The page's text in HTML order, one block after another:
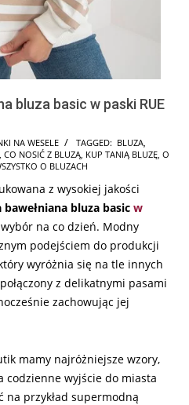
bluza basic w paski RUE
NA WESELE TAGGED: BLUZA
CO NOSIĆ Z BLUZĄ KUP TANIĄ BLUZĘ O
O BLUZACH
z wysokiej jakości
bawełniana bluza basic w
na co dzień. Modny
podejściem do produkcji
wyróżnia się na tle innych
z delikatnymi pasami
zachowując jej
mamy najróżniejsze wzory,
codzienne wyjście do miasta
na przykład supermodną